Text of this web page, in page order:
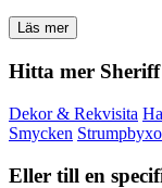
Läs mer
Hitta mer
Dekor & Rekvisita
Smycken
Eller till en